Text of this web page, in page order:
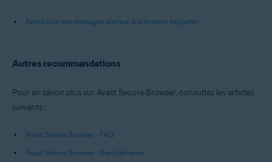
Résolution des messages d’erreur d’activation fréquents
Autres recommandations
Pour en savoir plus sur Avast Secure Browser, consultez les articles
suivants :
Avast Secure Browser - FAQ
Avast Secure Browser - Bien démarrer